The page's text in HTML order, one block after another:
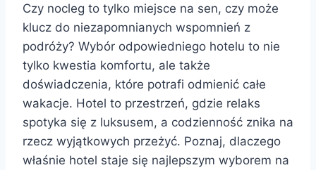
Czy nocleg to tylko miejsce na sen, czy może
klucz do niezapomnianych wspomnień z
podróży? Wybór odpowiedniego hotelu to nie
tylko kwestia komfortu, ale także
doświadczenia, które potrafi odmienić całe
wakacje. Hotel to przestrzeń, gdzie relaks
spotyka się z luksusem, a codzienność znika na
rzecz wyjątkowych przeżyć. Poznaj, dlaczego
właśnie hotel staje się najlepszym wyborem na